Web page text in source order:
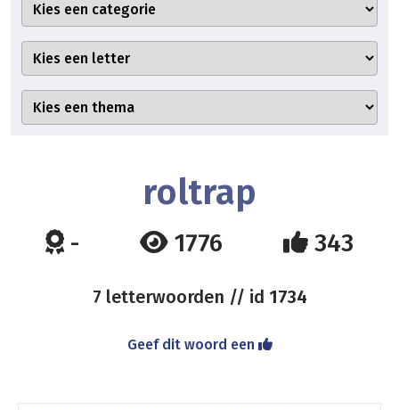
roltrap
- 1776 343
7 letterwoorden // id 1734
Geef dit woord een